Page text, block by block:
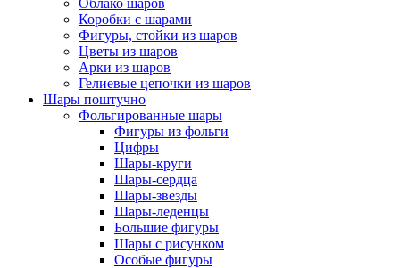
Коробки с шарами
Фигуры, стойки из шаров
Цветы из шаров
Арки из шаров
Гелиевые цепочки из шаров
Шары поштучно
Фольгированные шары
Фигуры из фольги
Цифры
Шары-круги
Шары-сердца
Шары-звезды
Шары-леденцы
Большие фигуры
Шары с рисунком
Особые фигуры